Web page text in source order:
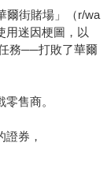
爾街賭場」（r/wa
用迷因梗圖，以
務──打敗了華爾
售商。
券，